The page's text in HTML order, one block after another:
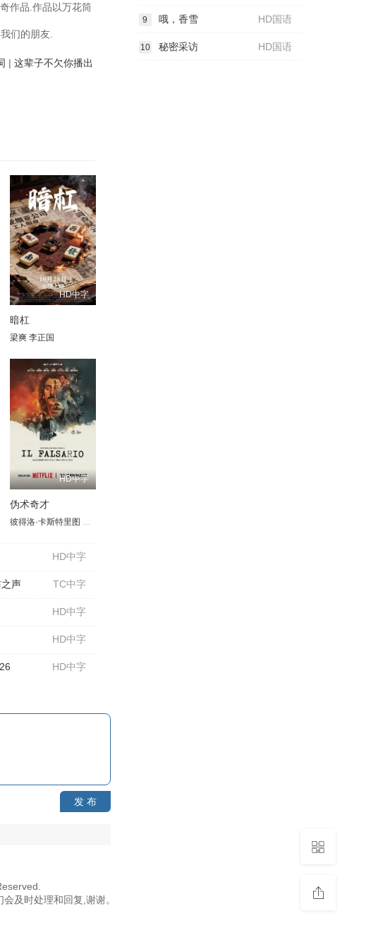
作品.作品以万花筒
们的朋友.
| 这辈子不欠你播出
Girenok
洛茨 莫苏西·麦格诺
沛 边天扬 许文姗
HD中字
暗杠
梁爽 李正国
特蕾西·怀尔德 兰尼·普拉特
Dunlap Nadia Adelay
杰梅因·福勒
HD中字
伪术奇才
彼得洛·卡斯特里图
HD中字
TC中字
之声
HD中字
HD中字
HD中字
发 布
HD国语
9 哦，香雪
HD国语
10 秘密采访
及时处理和回复,谢谢。